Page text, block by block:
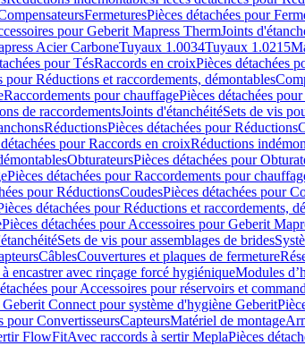
FermeturesPièces détachées pour
pour Geberit Mapress ThermJoints
Acier CarboneTuyaux 1.0034Tuyaux 1.0215
pour TésRaccords en croixPièces détachées
pour Réductions et raccordements, démontables
Raccordements pour chauffagePièces détachées
de raccordementsJoints d'étanchéitéSets de vis
RéductionsPièces détachées pour Réductions
pour Raccords en croixRéductions
ObturateursPièces détachées pour
Pièces détachées pour Raccordements pour
pour RéductionsCoudesPièces détachées pour
détachées pour Réductions et raccordements,
Pièces détachées pour Accessoires pour Geberit
Sets de vis pour assemblages de brides
CâblesCouvertures et plaques de fermeture
encastrer avec rinçage forcé hygiéniqueModules
pour Accessoires pour réservoirs et
Geberit Connect pour système d'hygiène Geberit
pour ConvertisseursCapteursMatériel de montage
FlowFitAvec raccords à sertir MeplaPièces